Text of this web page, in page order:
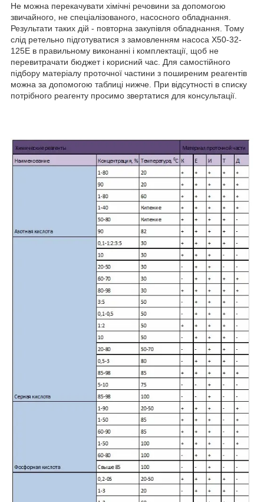
Не можна перекачувати хімічні речовини за допомогою
звичайного, не спеціалізованого, насосного обладнання.
Результати таких дій - повторна закупівля обладнання. Тому
слід ретельно підготуватися з замовленням насоса Х50-32-
125Е в правильному виконанні і комплектації, щоб не
перевитрачати бюджет і корисний час. Для самостійного
підбору матеріалу проточної частини з поширеним реагентів
можна за допомогою таблиці нижче. При відсутності в списку
потрібного реагенту просимо звертатися для консультації.